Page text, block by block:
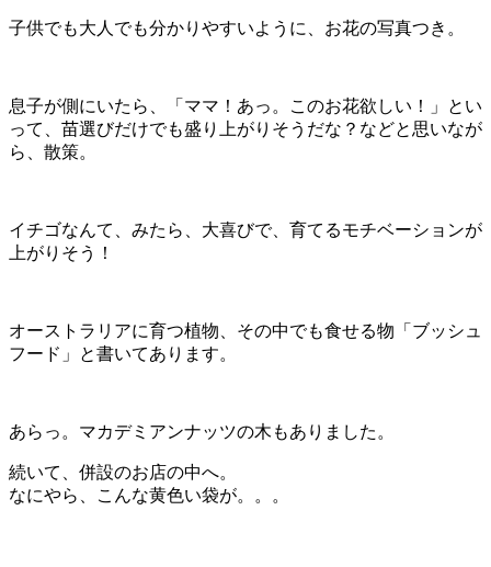
子供でも大人でも分かりやすいように、お花の写真つき。
息子が側にいたら、「ママ！あっ。このお花欲しい！」とい
って、苗選びだけでも盛り上がりそうだな？などと思いなが
ら、散策。
イチゴなんて、みたら、大喜びで、育てるモチベーションが
上がりそう！
オーストラリアに育つ植物、その中でも食せる物「ブッシュ
フード」と書いてあります。
あらっ。マカデミアンナッツの木もありました。
続いて、併設のお店の中へ。
なにやら、こんな黄色い袋が。。。